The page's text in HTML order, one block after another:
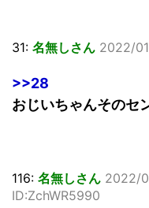
31: 名無しさん 2022/
>>28
おじいちゃんそのセ
116: 名無しさん 2022/
ID:ZchWR5990